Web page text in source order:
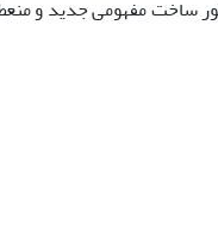
ساخت مفهومی جدید و